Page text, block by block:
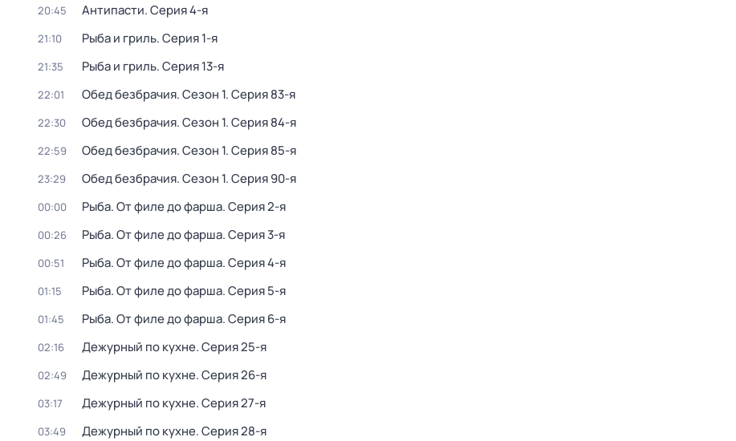
20:45 Антипасти. Серия 4-я
21:10 Рыба и гриль. Серия 1-я
21:35 Рыба и гриль. Серия 13-я
22:01 Обед безбрачия. Сезон 1. Серия 83-я
22:30 Обед безбрачия. Сезон 1. Серия 84-я
22:59 Обед безбрачия. Сезон 1. Серия 85-я
23:29 Обед безбрачия. Сезон 1. Серия 90-я
00:00 Рыба. От филе до фарша. Серия 2-я
00:26 Рыба. От филе до фарша. Серия 3-я
00:51 Рыба. От филе до фарша. Серия 4-я
01:15 Рыба. От филе до фарша. Серия 5-я
01:45 Рыба. От филе до фарша. Серия 6-я
02:16 Дежурный по кухне. Серия 25-я
02:49 Дежурный по кухне. Серия 26-я
03:17 Дежурный по кухне. Серия 27-я
03:49 Дежурный по кухне. Серия 28-я